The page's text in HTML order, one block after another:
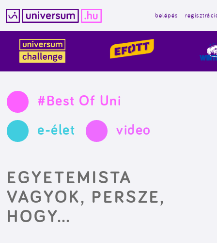
tartalomba
belépés
#Best Of Uni
e-élet
video
EGYETEMISTA
VAGYOK, PERSZE,
HOGY…